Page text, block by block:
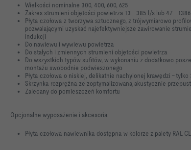
Wielkości nominalne 300, 400, 600, 625
Zakres strumieni objętości powietrza 13 – 385 l/s lub 47 –
Płyta czołowa z tworzywa sztucznego, z trójwymiarowo
pozwalającymi uzyskać najefektywniejsze zawirowanie
indukcji
Do nawiewu i wywiewu powietrza
Do stałych i zmiennych strumieni objętości powietrza
Do wszystkich typów sufitów, w wykonaniu z dodatkowo
montażu swobodnie podwieszonego
Płyta czołowa o niskiej, delikatnie nachylonej krawędzi - tylko
Skrzynka rozprężna ze zoptymalizowaną akustycznie
Zalecany do pomieszczeń komfortu
Opcjonalne wyposażenie i akcesoria
Płyta czołowa nawiewnika dostępna w kolorze z palety RAL